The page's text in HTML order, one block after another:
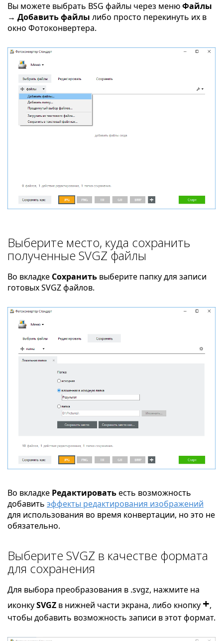
Вы можете выбрать BSG файлы через менюФайлы
→ Добавить файлы либо просто перекинуть их в
окно Фотоконвертера.
Выберите место, куда сохранить
полученные SVGZ файлы
Во вкладке Сохранить выберите папку для записи
готовых SVGZ файлов.
Во вкладке Редактироватьесть возможность
добавить эффекты редактирования изображений
для использования во время конвертации, но это не
обязательно.
Выберите SVGZ в качестве формата
для сохранения
Для выбора преобразования в .svgz, нажмите на
иконкуSVGZ в нижней части экрана, либо кнопку +,
чтобы добавить возможность записи в этот формат.